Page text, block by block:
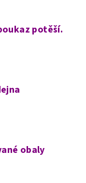
potěší.
obaly